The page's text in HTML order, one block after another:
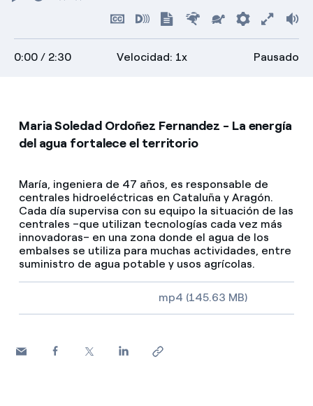
PlayReiniciar
Rebobinar
Adelantar
Ocultar
subtítulos
Habilitar
descripciones
Mostrar
transcripción
Rápido
Lento
Ver
a
0:00 / 2:30 Velocidad: 1x Pausado
Maria Soledad Ordoñez Fernandez - La energía
del agua fortalece el territorio
María, ingeniera de 47 años, es responsable de
centrales hidroeléctricas en Cataluña y Aragón.
Cada día supervisa con su equipo la situación de las
centrales –que utilizan tecnologías cada vez más
innovadoras– en una zona donde el agua de los
embalses se utiliza para muchas actividades, entre
suministro de agua potable y usos agrícolas.
Tamaño del vídeo, duración y tipo de fichero
mp4 (145.63 MB)